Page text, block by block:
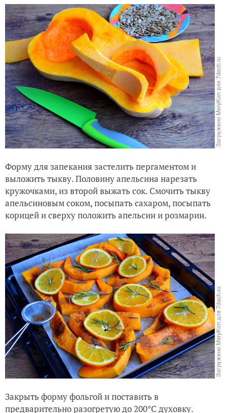
Форму для запекания застелить пергаментом и
выложить тыкву. Половину апельсина нарезать
кружочками, из второй выжать сок. Смочить тыкву
апельсиновым соком, посыпать сахаром, посыпать
корицей и сверху положить апельсин и розмарин.
Закрыть форму фольгой и поставить в
предварительно разогретую до 200°C духовку.